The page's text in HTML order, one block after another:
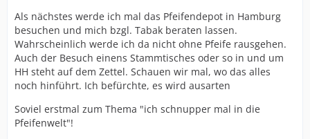
Als nächstes werde ich mal das Pfeifendepot in Hamburg
besuchen und mich bzgl. Tabak beraten lassen.
Wahrscheinlich werde ich da nicht ohne Pfeife rausgehen.
Auch der Besuch einens Stammtisches oder so in und um
HH steht auf dem Zettel. Schauen wir mal, wo das alles
noch hinführt. Ich befürchte, es wird ausarten
Soviel erstmal zum Thema "ich schnupper mal in die
Pfeifenwelt"!